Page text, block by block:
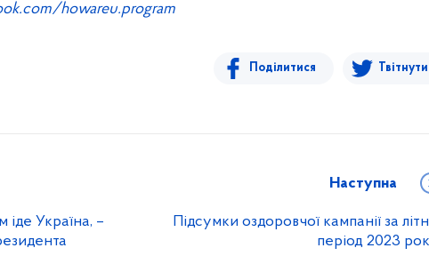
howareu.program
Поділитися Твітнути
Україна, –
Наступна
Підсумки оздоровчої кампанії за
період 2023